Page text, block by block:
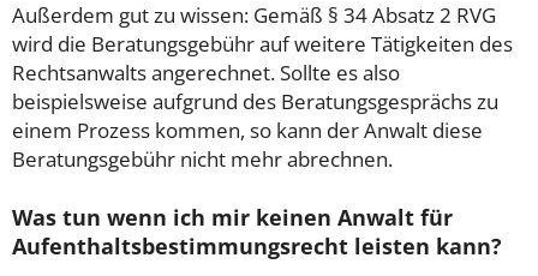
Außerdem gut zu wissen: Gemäß § 34 Absatz 2 RVG
wird die Beratungsgebühr auf weitere Tätigkeiten des
Rechtsanwalts angerechnet. Sollte es also
beispielsweise aufgrund des Beratungsgesprächs zu
einem Prozess kommen, so kann der Anwalt diese
Beratungsgebühr nicht mehr abrechnen.
Was tun wenn ich mir keinen Anwalt für
Aufenthaltsbestimmungsrecht leisten kann?